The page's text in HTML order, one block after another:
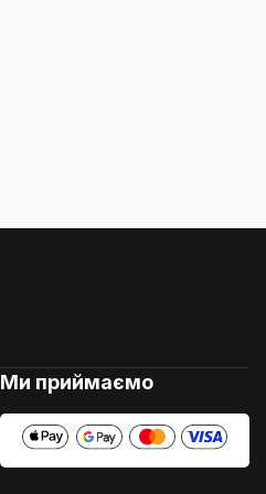
Ми приймаємо